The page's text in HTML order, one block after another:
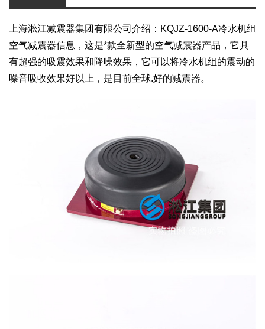
上海淞江减震器集团有限公司介绍：KQJZ-1600-A冷水机组
空气减震器信息，这是*款全新型的空气减震器产品，它具
有超强的吸震效果和降噪效果，它可以将冷水机组的震动的
噪音吸收效果好以上，是目前全球.好的减震器。